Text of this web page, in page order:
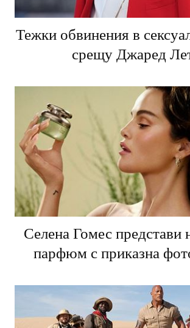
Тежки обвинения в
срещу Джаред
Селена Гомес представи
парфюм с приказна